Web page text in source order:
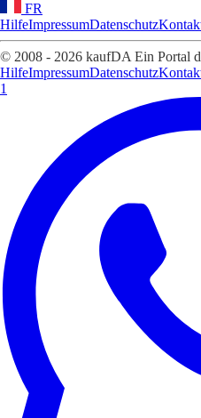
FR
HilfeImpressumDatenschutz
© 2008 - 2026 kaufDA Ein Portal
HilfeImpressumDatenschutz
1